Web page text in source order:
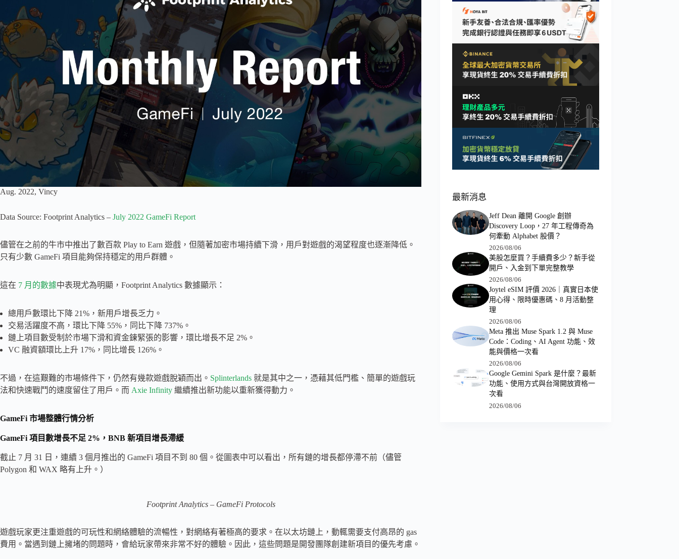
Aug. 2022, Vincy
Data Source: Footprint Analytics – July 2022 GameFi Report
儘管在之前的牛市中推出了數百款 Play to Earn 遊戲，但隨著加密市場持續下滑，用戶對遊戲的渴望程度也逐漸降低。
只有少數 GameFi 項目能夠保持穩定的用戶群體。
這在 7 月的數據中表現尤為明顯，Footprint Analytics 數據顯示：
總用戶數環比下降 21%，新用戶增長乏力。
交易活躍度不高，環比下降 55%，同比下降 737%。
鏈上項目數受制於市場下滑和資金鍊緊張的影響，環比增長不足 2%。
VC 融資額環比上升 17%，同比增長 126%。
不過，在這艱難的市場條件下，仍然有幾款遊戲脫穎而出。 Splinterlands 就是其中之一，憑藉其低門檻、簡單的遊戲玩
法和快速戰鬥的速度留住了用戶。而 Axie Infinity 繼續推出新功能以重新獲得動力。
GameFi 市場整體行情分析
GameFi 項目數增長不足 2%，BNB 新項目增長滯緩
截止 7 月 31 日，連續 3 個月推出的 GameFi 項目不到 80 個。從圖表中可以看出，所有鏈的增長都停滯不前（儘管
Polygon 和 WAX 略有上升。）
Footprint Analytics – GameFi Protocols
遊戲玩家更注重遊戲的可玩性和網絡體驗的流暢性，對網絡有著極高的要求。在以太坊鏈上，動輒需要支付高昂的 gas
費用。當遇到鏈上擁堵的問題時，會給玩家帶來非常不好的體驗。因此，這些問題是開發團隊創建新項目的優先考慮。
最新消息
Jeff Dean 離開 Google 創辦
Discovery Loop，27 年工程傳奇為
何牽動 Alphabet 股價？
2026/08/06
美股怎麼買？手續費多少？新手從
開戶、入金到下單完整教學
2026/08/06
Joytel eSIM 評價 2026｜真實日本使
用心得、限時優惠碼、8 月活動整
理
2026/08/06
Meta 推出 Muse Spark 1.2 與 Muse
Code：Coding、AI Agent 功能、效
能與價格一次看
2026/08/06
Google Gemini Spark 是什麼？最新
功能、使用方式與台灣開放資格一
次看
2026/08/06